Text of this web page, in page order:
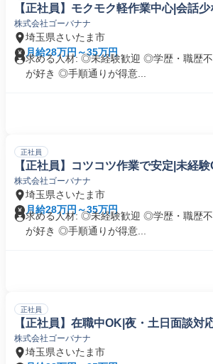
【正社員】モクモク軽作業中心|会話
株式会社ゴーバナナ
埼玉県さいたま市
月給28万円～35万円
求める人材: ◎未経験歓迎 ◎学歴・職歴
が好き ◎手順通りが得意...
正社員
【正社員】コツコツ作業で安定|未経
株式会社ゴーバナナ
埼玉県さいたま市
月給28万円～35万円
求める人材: ◎未経験歓迎 ◎学歴・職歴
が好き ◎手順通りが得意...
正社員
【正社員】在職中OK|夜・土日面談対
株式会社ゴーバナナ
埼玉県さいたま市